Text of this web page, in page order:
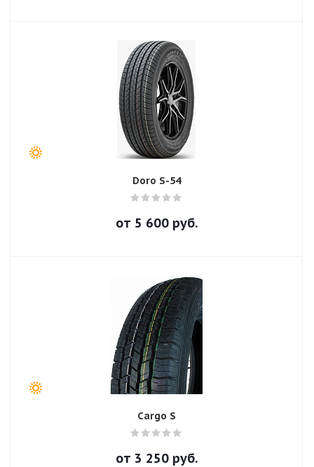
Doro S-54
от 5 600руб.
Cargo S
от 3 250руб.